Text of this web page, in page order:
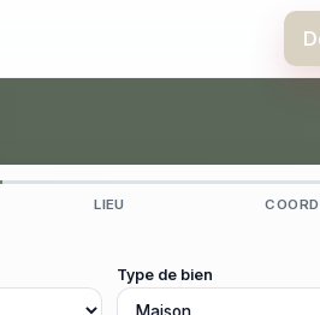
LIEU
Type de bien